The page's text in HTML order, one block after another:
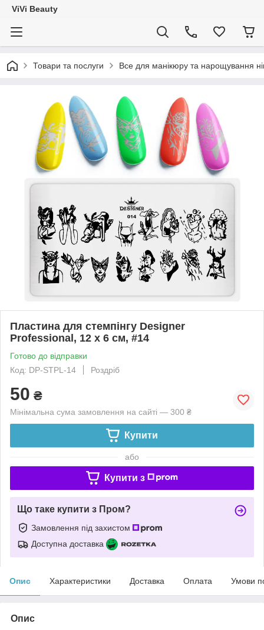
ViVi Beauty
Товари та послуги Все для манікюру та нарощування
Пластина для стемпінгу Designer
Professional, 12 х 6 см, #14
Готово до відправки
Код: DP-STPL-14
Роздріб
50 ₴
Мінімальна сума замовлення на сайті — 300 ₴
Купити
або
Купити з
Що таке купити з Пром?
Замовлення під захистом
Доступна доставка
Опис Характеристики Доставка Оплата Умови
Опис